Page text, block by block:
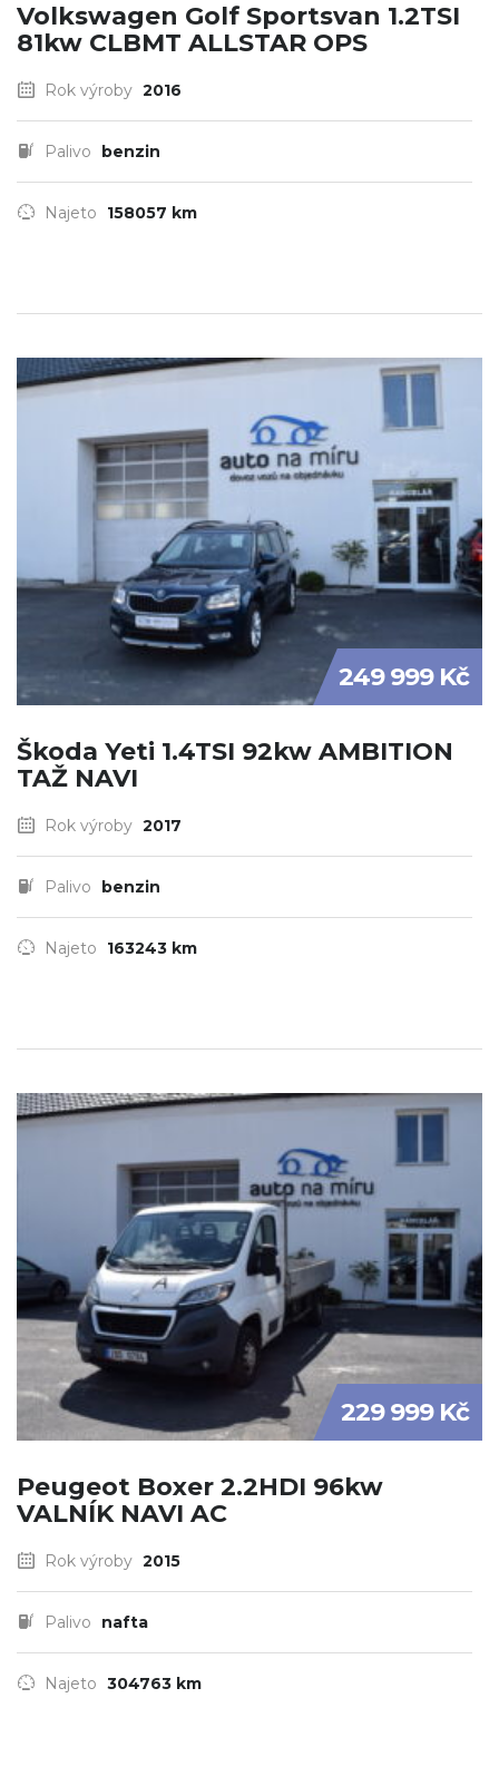
Volkswagen Golf Sportsvan 1.2TSI
81kw CLBMT ALLSTAR OPS
Rok výroby 2016
Palivo benzin
Najeto 158057 km
249 999 Kč
Škoda Yeti 1.4TSI 92kw AMBITION
TAŽ NAVI
Rok výroby 2017
Palivo benzin
Najeto 163243 km
229 999 Kč
Peugeot Boxer 2.2HDI 96kw
VALNÍK NAVI AC
Rok výroby 2015
Palivo nafta
Najeto 304763 km